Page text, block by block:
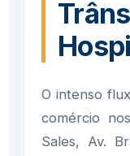
O intenso
comércio
Sales, Av.